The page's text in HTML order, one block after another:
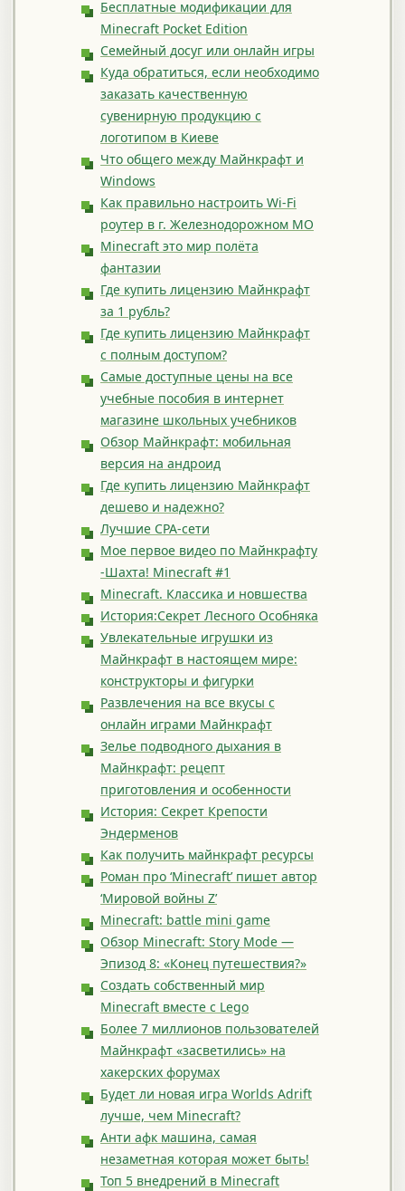
Бесплатные модификации для
Minecraft Pocket Edition
Семейный досуг или онлайн игры
Куда обратиться, если необходимо
заказать качественную
сувенирную продукцию с
логотипом в Киеве
Что общего между Майнкрафт и
Windows
Как правильно настроить Wi-Fi
роутер в г. Железнодорожном МО
Minecraft это мир полёта
фантазии
Где купить лицензию Майнкрафт
за 1 рубль?
Где купить лицензию Майнкрафт
с полным доступом?
Самые доступные цены на все
учебные пособия в интернет
магазине школьных учебников
Обзор Майнкрафт: мобильная
версия на андроид
Где купить лицензию Майнкрафт
дешево и надежно?
Лучшие CPA-сети
Мое первое видео по Майнкрафту
-Шахта! Minecraft #1
Minecraft. Классика и новшества
История:Секрет Лесного Особняка
Увлекательные игрушки из
Майнкрафт в настоящем мире:
конструкторы и фигурки
Развлечения на все вкусы с
онлайн играми Майнкрафт
Зелье подводного дыхания в
Майнкрафт: рецепт
приготовления и особенности
История: Секрет Крепости
Эндерменов
Как получить майнкрафт ресурсы
Роман про ‘Minecraft’ пишет автор
‘Мировой войны Z’
Minecraft: battle mini game
Обзор Minecraft: Story Mode —
Эпизод 8: «Конец путешествия?»
Создать собственный мир
Minecraft вместе с Lego
Более 7 миллионов пользователей
Майнкрафт «засветились» на
хакерских форумах
Будет ли новая игра Worlds Adrift
лучше, чем Minecraft?
Анти афк машина, самая
незаметная которая может быть!
Топ 5 внедрений в Minecraft